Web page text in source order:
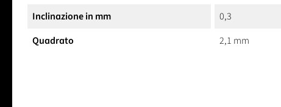
Inclinazione in mm
0,3
Quadrato
2,1 mm